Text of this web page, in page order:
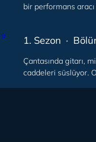
bir performans
1. Sezon ·
Çantasında gitarı,
caddeleri süslüyor.